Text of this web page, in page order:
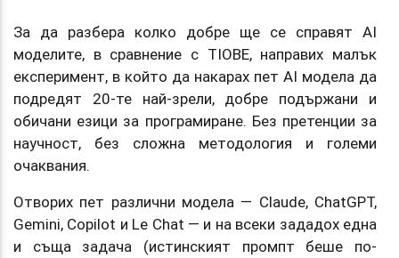
За да разбера колко добре ще се справят AI
моделите, в сравнение с TIOBE, направих малък
експеримент, в който да накарах пет AI модела да
подредят 20-те най-зрели, добре подържани и
обичани езици за програмиране. Без претенции за
научност, без сложна методология и големи
очаквания.
Отворих пет различни модела — Claude, ChatGPT,
Gemini, Copilot и Le Chat — и на всеки зададох една
и съща задача (истинският промпт беше по-